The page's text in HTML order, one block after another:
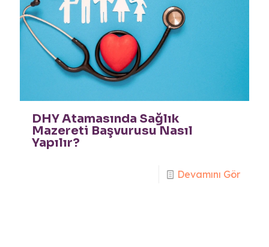
DHY Atamasında Sağlık
Mazereti Başvurusu Nasıl
Yapılır?
Devamını Gör